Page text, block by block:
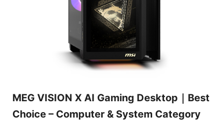
MEG VISION X AI Gaming Desktop｜Best
Choice – Computer & System Category